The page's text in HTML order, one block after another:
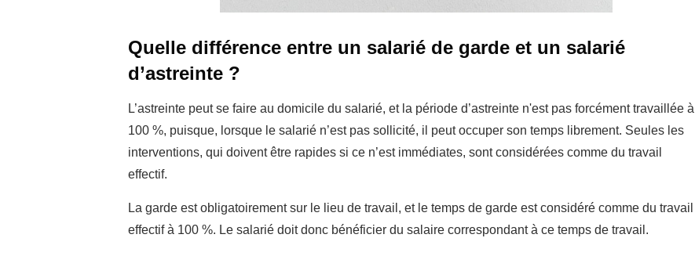
Quelle différence entre un salarié de garde et un salarié
d’astreinte ?
L’astreinte peut se faire au domicile du salarié, et la période d’astreinte n'est pas forcément travaillée à
100 %, puisque, lorsque le salarié n’est pas sollicité, il peut occuper son temps librement. Seules les
interventions, qui doivent être rapides si ce n’est immédiates, sont considérées comme du travail
effectif.
La garde est obligatoirement sur le lieu de travail, et le temps de garde est considéré comme du travail
effectif à 100 %. Le salarié doit donc bénéficier du salaire correspondant à ce temps de travail.